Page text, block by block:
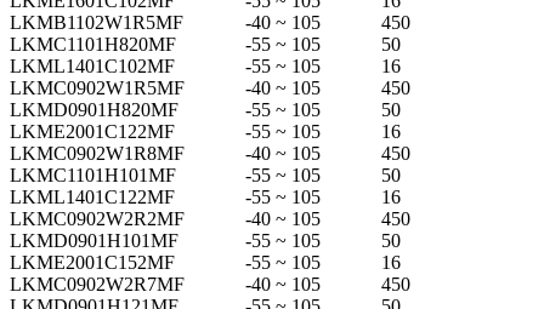
LKMB1102W1R5MF
-40 ~ 105
450
LKMC1101H820MF
-55 ~ 105
50
LKML1401C102MF
-55 ~ 105
16
LKMC0902W1R5MF
-40 ~ 105
450
LKMD0901H820MF
-55 ~ 105
50
LKME2001C122MF
-55 ~ 105
16
LKMC0902W1R8MF
-40 ~ 105
450
LKMC1101H101MF
-55 ~ 105
50
LKML1401C122MF
-55 ~ 105
16
LKMC0902W2R2MF
-40 ~ 105
450
LKMD0901H101MF
-55 ~ 105
50
LKME2001C152MF
-55 ~ 105
16
LKMC0902W2R7MF
-40 ~ 105
450